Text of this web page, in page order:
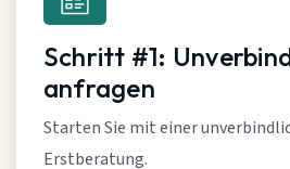
Schritt #1:
anfragen
Starten Sie mit einer
Erstberatung.